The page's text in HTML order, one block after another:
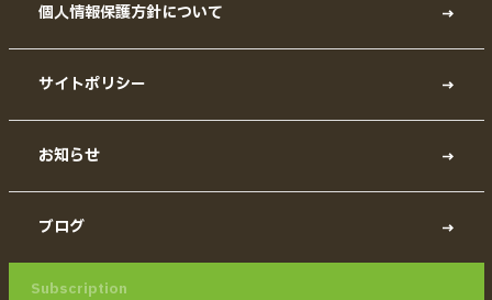
個人情報保護方針について
サイトポリシー
お知らせ
ブログ
Subscription